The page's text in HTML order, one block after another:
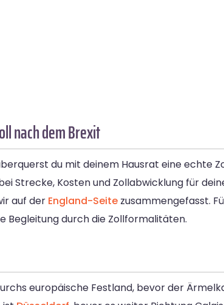
nach dem Brexit
du mit deinem Hausrat eine echte
Strecke, Kosten und Zollabwicklung für
auf der England-Seite zusammengefasst.
Begleitung durch die Zollformalitäten.
europäische Festland, bevor der